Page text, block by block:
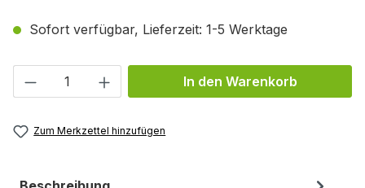
Sofort verfügbar, Lieferzeit: 1-5 Werktage
Produkt Anzahl: Gib den gewünschten
In den Warenkorb
Zum Merkzettel hinzufügen